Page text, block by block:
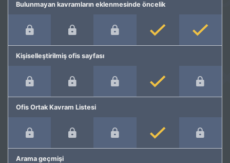
Bulunmayan kavramların eklenmesinde öncelik
Kişiselleştirilmiş ofis sayfası
Ofis Ortak Kavram Listesi
Arama geçmişi